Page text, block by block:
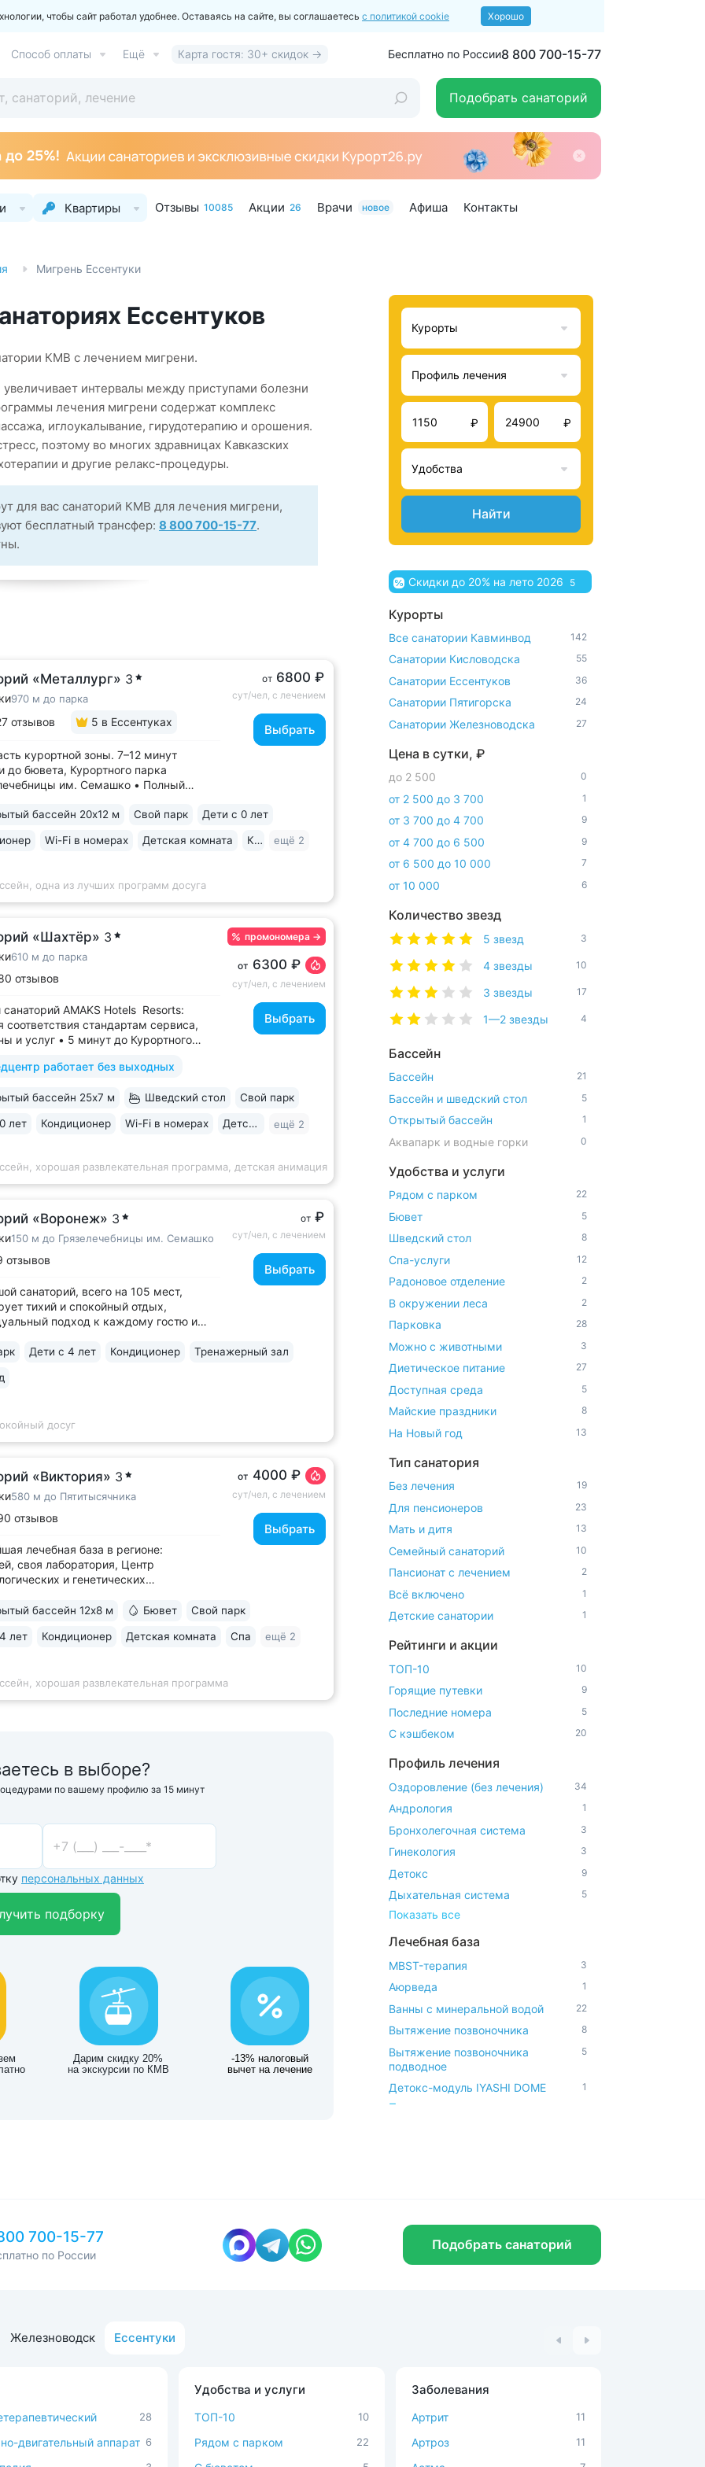
чтобы сайт работал удобнее. Оставаясь на сайте, вы соглашаетесь с политикой cookie Хорошо
Способ оплаты Ещё Карта гостя: 30+ скидок → Бесплатно по России8 800 700-15-77
Подобрать санаторий
Квартиры Отзывы 10085 Акции 26 Врачи новое Афиша Контакты
Мигрень Ессентуки
Ессентуков
КМВ с лечением мигрени.
интервалы между приступами болезни
лечения мигрени содержат комплекс
иглоукалывание, гирудотерапию и орошения.
поэтому во многих здравницах Кавказских
и другие релакс-процедуры.
для вас санаторий КМВ для лечения мигрени,
бесплатный трансфер: 8 800 700-15-77.
«Металлург» 3
970 м до парка
отзывов 5 в Ессентуках
курортной зоны. 7–12 минут
до бювета, Курортного парка
им. Семашко • Полный
на другие при наличии
дорогие процедуры:
от 6800 ₽
сут/чел, с лечением
Выбрать
бассейн 20х12 м Свой парк Дети с 0 лет
Wi-Fi в номерах Детская комната Караоке ещё 2
одна из лучших программ досуга
«Шахтёр» 3
610 м до парка
отзывов
санаторий AMAKS Hotels Resorts:
соответствия стандартам сервиса,
и услуг • 5 минут до Курортного
• 3 минуты до бювета 4/33 с
корпус «Центральный» —
работает без выходных
промономера →
от 6300 ₽
сут/чел, с лечением
Выбрать
бассейн 25х7 м Шведский стол Свой парк
лет Кондиционер Wi-Fi в номерах Детская комната ещё 2
хорошая развлекательная программа, детская анимация
«Воронеж» 3
150 м до Грязелечебницы им. Семашко
отзывов
санаторий, всего на 105 мест,
тихий и спокойный отдых,
подход к каждому гостю и
расположение в самом центре
рядом со входом в парк и питьевыми
от ₽
сут/чел, с лечением
Выбрать
Дети с 4 лет Кондиционер Тренажерный зал
досуг
«Виктория» 3
580 м до Пятитысячника
отзывов
лечебная база в регионе:
своя лаборатория, Центр
и генетических
• Расположен напротив Парка Победы
им. Семашко и Курортного
от 4000 ₽
сут/чел, с лечением
Выбрать
бассейн 12х8 м Бювет Свой парк
лет Кондиционер Детская комната Спа ещё 2
хорошая развлекательная программа
в выборе?
по вашему профилю за 15 минут
персональных данных
подборку
Дарим скидку 20%
на экскурсии по КМВ
-13% налоговый
вычет на лечение
Курорты
Профиль лечения
₽ ₽
Удобства
Найти
Скидки до 20% на лето 2026 5
Курорты
Все санатории Кавминвод 142
Санатории Кисловодска 55
Санатории Ессентуков 36
Санатории Пятигорска 24
Санатории Железноводска 27
Цена в сутки, ₽
до 2 500 0
от 2 500 до 3 700 1
от 3 700 до 4 700 9
от 4 700 до 6 500 9
от 6 500 до 10 000 7
от 10 000 6
Количество звезд
5 звезд 3
4 звезды 10
3 звезды 17
1—2 звезды 4
Бассейн
Бассейн 21
Бассейн и шведский стол 5
Открытый бассейн 1
Аквапарк и водные горки 0
Удобства и услуги
Рядом с парком 22
Бювет 5
Шведский стол 8
Спа-услуги 12
Радоновое отделение 2
В окружении леса 2
Парковка 28
Можно с животными 3
Диетическое питание 27
Доступная среда 5
Майские праздники 8
На Новый год 13
Тип санатория
Без лечения 19
Для пенсионеров 23
Мать и дитя 13
Семейный санаторий 10
Пансионат с лечением 2
Всё включено 1
Детские санатории 1
Рейтинги и акции
ТОП-10 10
Горящие путевки 9
Последние номера 5
С кэшбеком 20
Профиль лечения
Оздоровление (без лечения) 34
Андрология 1
Бронхолегочная система 3
Гинекология 3
Детокс 9
Дыхательная система 5
Показать все
Лечебная база
MBST-терапия 3
Аюрведа 1
Ванны с минеральной водой 22
Вытяжение позвоночника 8
Вытяжение позвоночника
подводное
5
Детокс-модуль IYASHI DOME 1
Показать все
Премиум
Ведомства
700-15-77
по России
Подобрать санаторий
Железноводск Ессентуки
28
двигательный аппарат 6
Удобства и услуги
ТОП-10 10
Рядом с парком 22
Заболевания
Артрит 11
Артроз 11